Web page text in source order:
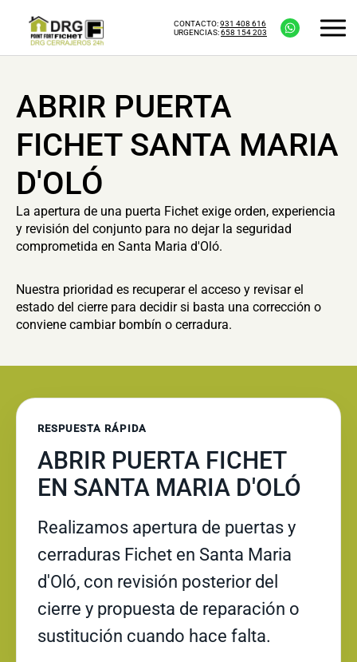
CONTACTO:931 408 616
URGENCIAS:658 154 203
ABRIR PUERTA
FICHET SANTA MARIA
D'OLÓ
La apertura de una puerta Fichet exige orden, experiencia
y revisión del conjunto para no dejar la seguridad
comprometida en Santa Maria d'Oló.
Nuestra prioridad es recuperar el acceso y revisar el
estado del cierre para decidir si basta una corrección o
conviene cambiar bombín o cerradura.
RESPUESTA RÁPIDA
ABRIR PUERTA FICHET
EN SANTA MARIA D'OLÓ
Realizamos apertura de puertas y
cerraduras Fichet en Santa Maria
d'Oló, con revisión posterior del
cierre y propuesta de reparación o
sustitución cuando hace falta.